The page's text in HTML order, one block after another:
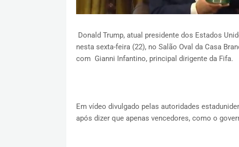
Donald Trump, atual presidente dos Estados
nesta sexta-feira (22), no Salão Oval da Casa
com Gianni Infantino, principal dirigente da Fifa.
Em vídeo divulgado pelas autoridades
após dizer que apenas vencedores, como o